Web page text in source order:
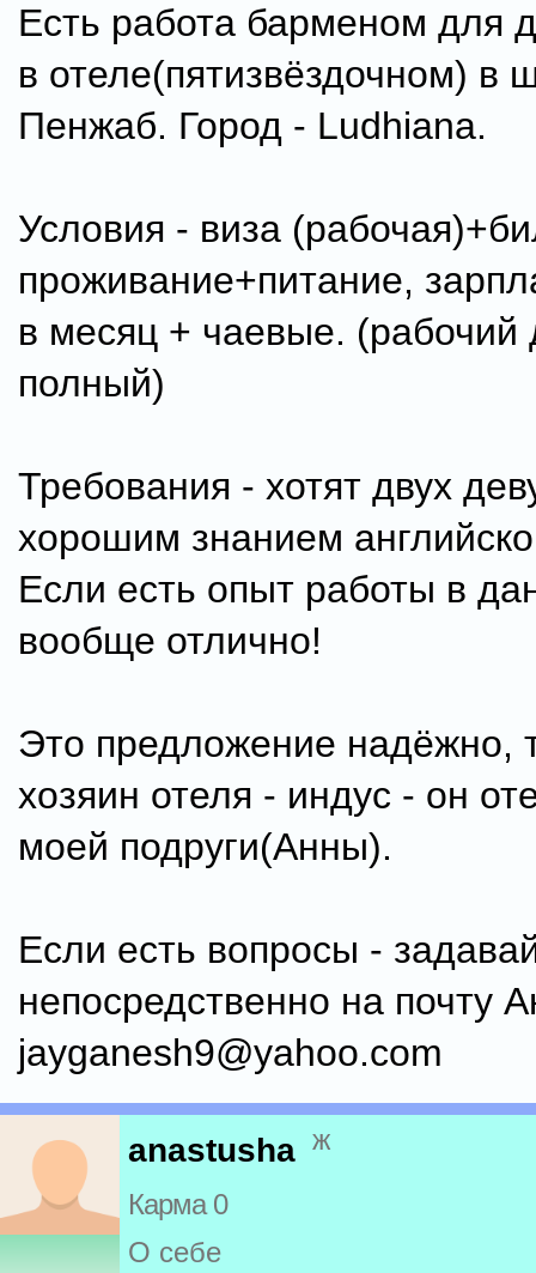
Есть работа барменом для
в отеле(пятизвёздочном) в
Пенжаб. Город - Ludhiana.
Условия - виза
проживание+питание,
в месяц + чаевые. (рабочий
полный)
Требования - хотят двух
хорошим знанием
Если есть опыт работы в
вообще отлично!
Это предложение надёжно,
хозяин отеля - индус - он
моей подруги(Анны).
Если есть вопросы -
непосредственно на почту
jayganesh9@yahoo.com
anastusha ж
Карма 0
О себе